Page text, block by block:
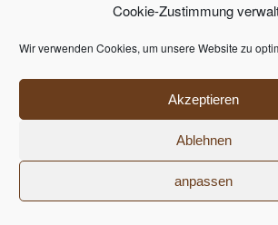
Cookie-Zustimmung
Wir verwenden Cookies, um unsere Website zu
Akzeptieren
Ablehnen
anpassen